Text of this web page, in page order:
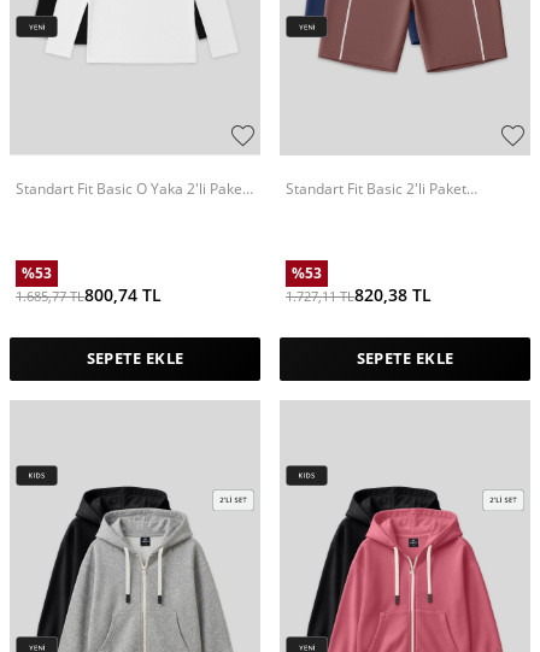
Standart Fit Basic O Yaka 2'li Paket
%53
1.685,77TL800,74 TL
SEPETE EKLE
Standart Fit Basic 2'li Paket
%53
1.727,11TL820,38 TL
SEPETE EKLE